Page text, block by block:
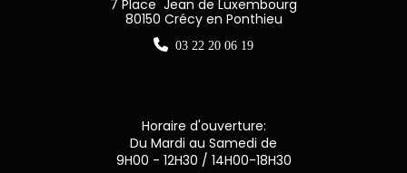
7 Place Jean de Luxembourg
80150 Crécy en Ponthieu
 03 22 20 06 19
Horaire d'ouverture:
Du Mardi au Samedi de
9H00 - 12H30 / 14H00-18H30